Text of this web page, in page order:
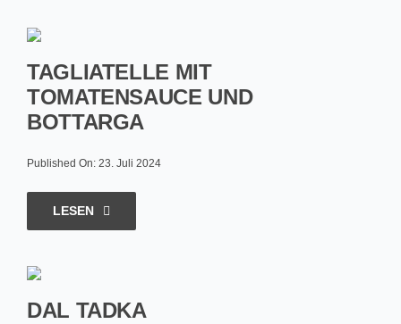
TAGLIATELLE MIT
TOMATENSAUCE UND
BOTTARGA
Published On: 23. Juli 2024
LESEN
DAL TADKA